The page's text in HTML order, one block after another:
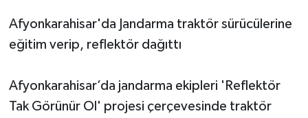
Afyonkarahisar'da Jandarma traktör sürücülerine
eğitim verip, reflektör dağıttı
Afyonkarahisar’da jandarma ekipleri 'Reflektör
Tak Görünür Ol' projesi çerçevesinde traktör